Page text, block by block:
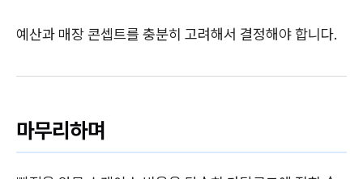
예산과 매장 콘셉트를 충분히 고려해서 결정해야 합니다.
마무리하며